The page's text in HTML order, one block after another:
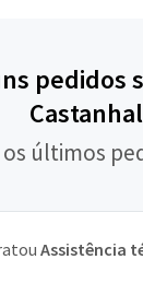
pedidos
Castanhal
os últimos
Assistência